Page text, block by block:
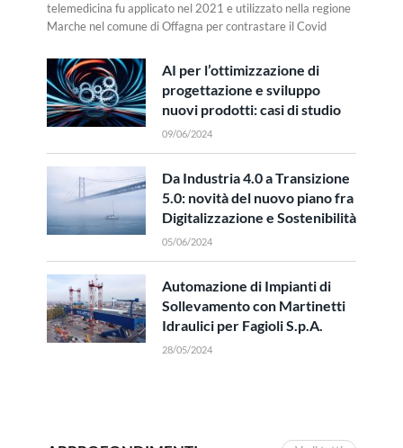
telemedicina fu applicato nel 2021 e utilizzato nella regione
Marche nel comune di Offagna per contrastare il Covid
AI per l’ottimizzazione di
progettazione e sviluppo
nuovi prodotti: casi di studio
09/06/2024
Da Industria 4.0 a Transizione
5.0: novità del nuovo piano fra
Digitalizzazione e Sostenibilità
05/06/2024
Automazione di Impianti di
Sollevamento con Martinetti
Idraulici per Fagioli S.p.A.
28/05/2024